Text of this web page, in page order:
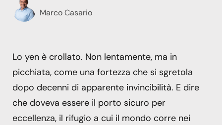
Marco Casario
Lo yen è crollato. Non lentamente, ma in
picchiata, come una fortezza che si sgretola
dopo decenni di apparente invincibilità. E dire
che doveva essere il porto sicuro per
eccellenza, il rifugio a cui il mondo corre nei